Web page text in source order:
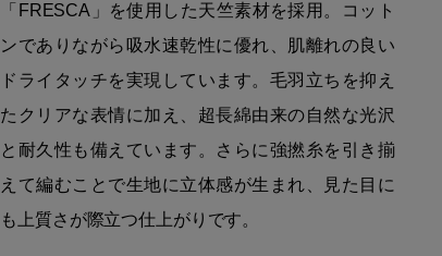
「FRESCA」を使用した天竺素材を採用。コット
ンでありながら吸水速乾性に優れ、肌離れの良い
ドライタッチを実現しています。毛羽立ちを抑え
たクリアな表情に加え、超長綿由来の自然な光沢
と耐久性も備えています。さらに強撚糸を引き揃
えて編むことで生地に立体感が生まれ、見た目に
も上質さが際立つ仕上がりです。